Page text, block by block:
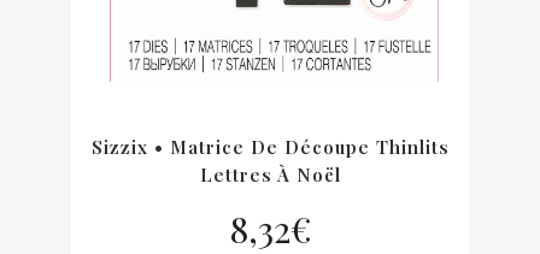
Sizzix • Matrice De Découpe Thinlits
Lettres À Noël
8,32€